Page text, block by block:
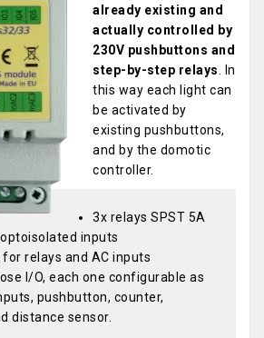
already existing and
actually controlled by
230V pushbuttons and
step-by-step relays. In
this way each light can
be activated by
existing pushbuttons,
and by the domotic
controller.
3x relays SPST 5A
inputs
relays and AC inputs
I/O, each one configurable as
pushbutton, counter,
distance sensor.